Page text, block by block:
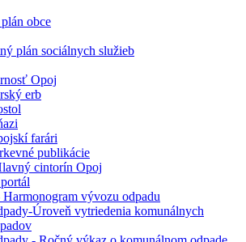
obce
plán sociálnych služieb
Opoj
erb
farári
publikácie
cintorín Opoj
vývozu odpadu
Úroveň vytriedenia komunálnych